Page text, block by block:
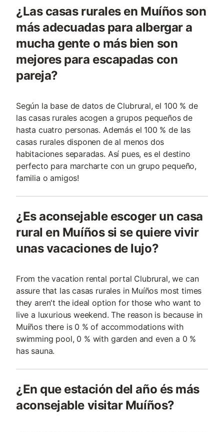
¿Las casas rurales en Muíños son
más adecuadas para albergar a
mucha gente o más bien son
mejores para escapadas con
pareja?
Según la base de datos de Clubrural, el 100 % de
las casas rurales acogen a grupos pequeños de
hasta cuatro personas. Además el 100 % de las
casas rurales disponen de al menos dos
habitaciones separadas. Así pues, es el destino
perfecto para marcharte con un grupo pequeño,
familia o amigos!
¿Es aconsejable escoger un casa
rural en Muíños si se quiere vivir
unas vacaciones de lujo?
From the vacation rental portal Clubrural, we can
assure that las casas rurales in Muíños most times
they aren't the ideal option for those who want to
live a luxurious weekend. The reason is because in
Muíños there is 0 % of accommodations with
swimming pool, 0 % with garden and even a 0 %
has sauna.
¿En que estación del año és más
aconsejable visitar Muíños?